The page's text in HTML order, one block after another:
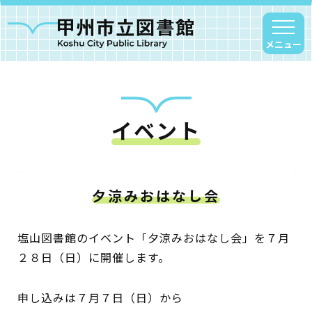
メニュー
イベント
夕涼みおはなし会
塩山図書館のイベント「夕涼みおはなし会」を７月
２８日（日）に開催します。
申し込みは７月７日（日）から
甲州市図書館について
塩山図書館
甘草屋敷子ども図書館
読書アニマシオン
お知らせ